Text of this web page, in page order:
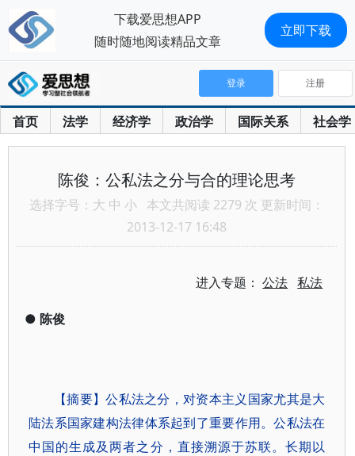
首页 法学 经济学 政治学 国际关系 社会学
登录 注册
陈俊：公私法之分与合的理论思考
选择字号： 大 中 小 本文共阅读 2279 次 更新时间：
2013-12-17 16:48
进入专题：公法 私法
● 陈俊
【摘要】公私法之分，对资本主义国家尤其是大
陆法系国家建构法律体系起到了重要作用。公私法在
中国的生成及两者之分，直接溯源于苏联。长期以
下载爱思想APP
随时随地阅读精品文章
立即下载